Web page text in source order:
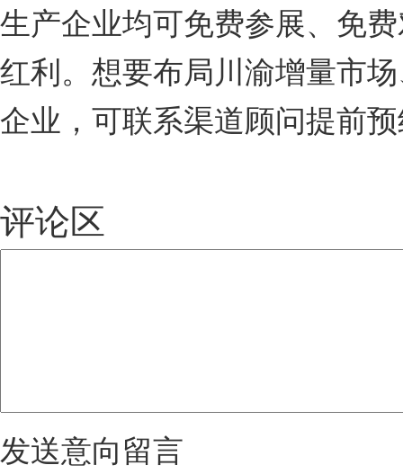
生产企业均可免费参展、免
红利。想要布局川渝增量市
企业，可联系渠道顾问提前
评论区
发送意向留言